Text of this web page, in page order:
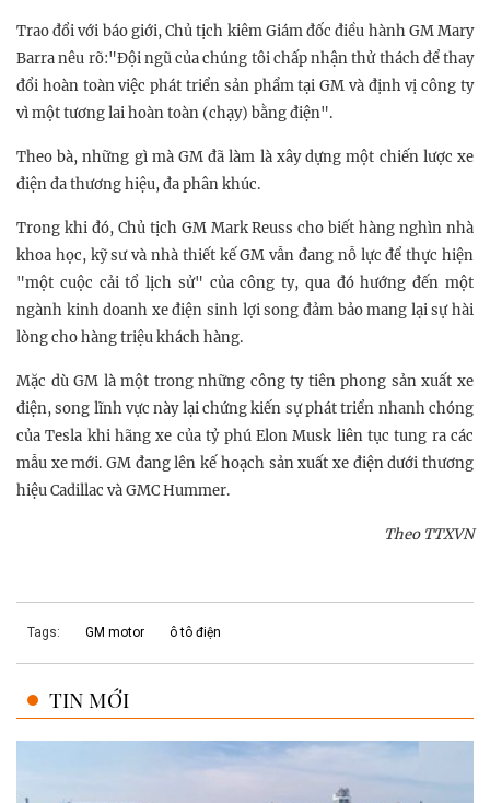
Trao đổi với báo giới, Chủ tịch kiêm Giám đốc điều hành GM Mary
Barra nêu rõ:"Đội ngũ của chúng tôi chấp nhận thử thách để thay
đổi hoàn toàn việc phát triển sản phẩm tại GM và định vị công ty
vì một tương lai hoàn toàn (chạy) bằng điện".
Theo bà, những gì mà GM đã làm là xây dựng một chiến lược xe
điện đa thương hiệu, đa phân khúc.
Trong khi đó, Chủ tịch GM Mark Reuss cho biết hàng nghìn nhà
khoa học, kỹ sư và nhà thiết kế GM vẫn đang nỗ lực để thực hiện
"một cuộc cải tổ lịch sử" của công ty, qua đó hướng đến một
ngành kinh doanh xe điện sinh lợi song đảm bảo mang lại sự hài
lòng cho hàng triệu khách hàng.
Mặc dù GM là một trong những công ty tiên phong sản xuất xe
điện, song lĩnh vực này lại chứng kiến sự phát triển nhanh chóng
của Tesla khi hãng xe của tỷ phú Elon Musk liên tục tung ra các
mẫu xe mới. GM đang lên kế hoạch sản xuất xe điện dưới thương
hiệu Cadillac và GMC Hummer.
Theo TTXVN
Tags: GM motor ô tô điện
TIN MỚI